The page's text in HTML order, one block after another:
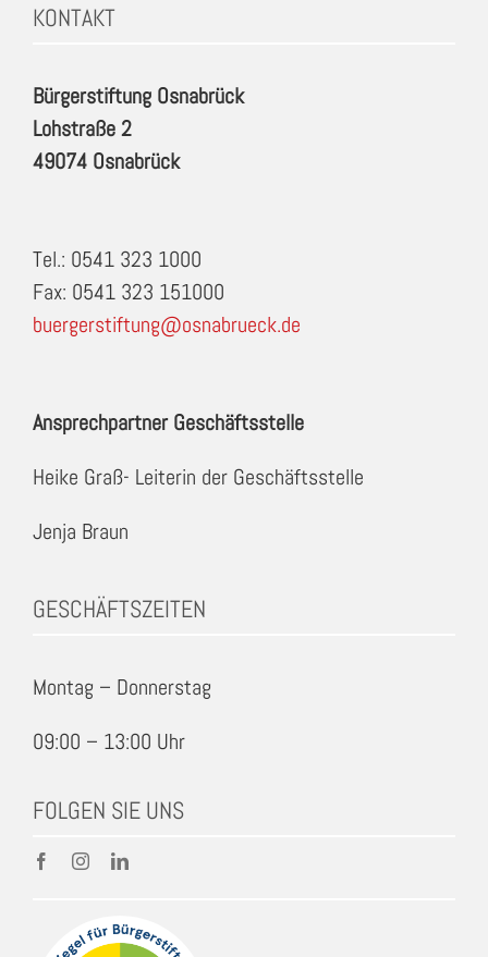
KONTAKT
Bürgerstiftung Osnabrück
Lohstraße 2
49074 Osnabrück
Tel.: 0541 323 1000
Fax: 0541 323 151000
buergerstiftung@osnabrueck.de
Ansprechpartner Geschäftsstelle
Heike Graß- Leiterin der Geschäftsstelle
Jenja Braun
GESCHÄFTSZEITEN
Montag – Donnerstag
09:00 – 13:00 Uhr
FOLGEN SIE UNS